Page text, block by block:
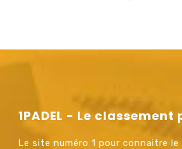
1PADEL - Le classement
Le site numéro 1 pour connaitre le